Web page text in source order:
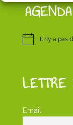
AGENDA
Il n’y a pas
LETTRE
Email